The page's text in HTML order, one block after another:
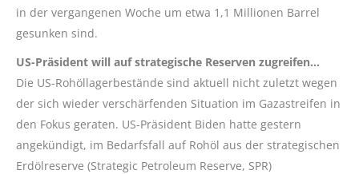
in der vergangenen Woche um etwa 1,1 Millionen Barrel
gesunken sind.
US-Präsident will auf strategische Reserven zugreifen…
Die US-Rohöllagerbestände sind aktuell nicht zuletzt wegen
der sich wieder verschärfenden Situation im Gazastreifen in
den Fokus geraten. US-Präsident Biden hatte gestern
angekündigt, im Bedarfsfall auf Rohöl aus der strategischen
Erdölreserve (Strategic Petroleum Reserve, SPR)